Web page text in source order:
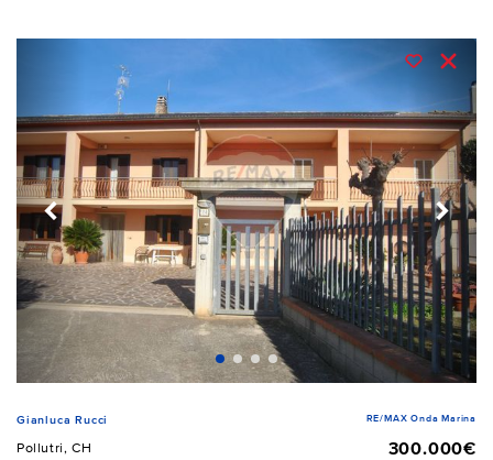
Gianluca Rucci RE/MAX Onda Marina
Pollutri, CH 300.000€